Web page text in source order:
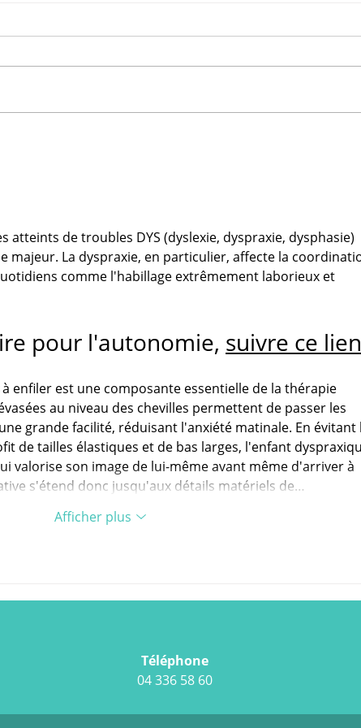
atteints de troubles DYS (dyslexie, dyspraxie, dysphasie)
majeur. La dyspraxie, en particulier, affecte la
comme l'habillage extrêmement laborieux et
pour l'autonomie, suivre ce lien
enfiler est une composante essentielle de la thérapie
au niveau des chevilles permettent de passer les
grande facilité, réduisant l'anxiété matinale. En évitant
de tailles élastiques et de bas larges, l'enfant
valorise son image de lui-même avant même d'arriver à
s'étend donc jusqu'aux détails matériels de…
Afficher plus
Téléphone
04 336 58 60